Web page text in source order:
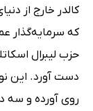
کالدر خارج از
حزب لیبرال
دست آورد. این
روی آورده و سه